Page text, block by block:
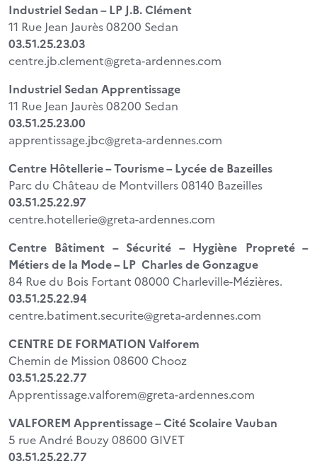
Industriel Sedan – LP J.B. Clément
11 Rue Jean Jaurès 08200 Sedan
03.51.25.23.03
centre.jb.clement@greta-ardennes.com
Industriel Sedan Apprentissage
11 Rue Jean Jaurès 08200 Sedan
03.51.25.23.00
apprentissage.jbc@greta-ardennes.com
Centre Hôtellerie – Tourisme – Lycée de Bazeilles
Parc du Château de Montvillers 08140 Bazeilles
03.51.25.22.97
centre.hotellerie@greta-ardennes.com
Centre Bâtiment – Sécurité – Hygiène Propreté –
Métiers de la Mode – LP Charles de Gonzague
84 Rue du Bois Fortant 08000 Charleville-Mézières.
03.51.25.22.94
centre.batiment.securite@greta-ardennes.com
CENTRE DE FORMATION Valforem
Chemin de Mission 08600 Chooz
03.51.25.22.77
Apprentissage.valforem@greta-ardennes.com
VALFOREM Apprentissage – Cité Scolaire Vauban
5 rue André Bouzy 08600 GIVET
03.51.25.22.77